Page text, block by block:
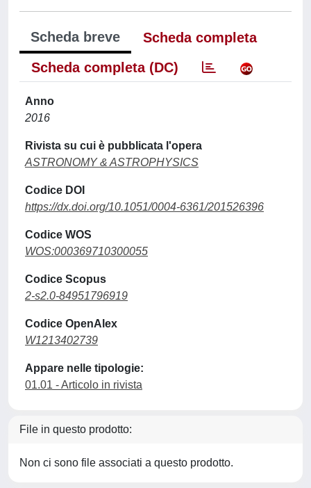
Scheda breve
Scheda completa
Scheda completa (DC)
Anno
2016
Rivista su cui è pubblicata l'opera
ASTRONOMY & ASTROPHYSICS
Codice DOI
https://dx.doi.org/10.1051/0004-6361/201526396
Codice WOS
WOS:000369710300055
Codice Scopus
2-s2.0-84951796919
Codice OpenAlex
W1213402739
Appare nelle tipologie:
01.01 - Articolo in rivista
File in questo prodotto:
Non ci sono file associati a questo prodotto.